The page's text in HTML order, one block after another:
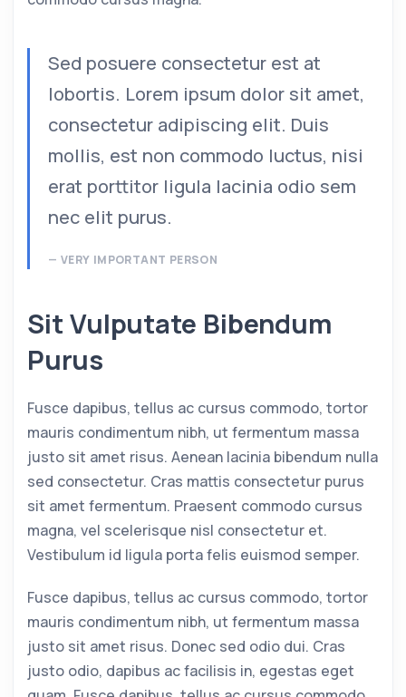
Sed posuere consectetur est at
lobortis. Lorem ipsum dolor sit amet,
consectetur adipiscing elit. Duis
mollis, est non commodo luctus, nisi
erat porttitor ligula lacinia odio sem
nec elit purus.
VERY IMPORTANT PERSON
Sit Vulputate Bibendum
Purus
Fusce dapibus, tellus ac cursus commodo, tortor
mauris condimentum nibh, ut fermentum massa
justo sit amet risus. Aenean lacinia bibendum nulla
sed consectetur. Cras mattis consectetur purus
sit amet fermentum. Praesent commodo cursus
magna, vel scelerisque nisl consectetur et.
Vestibulum id ligula porta felis euismod semper.
Fusce dapibus, tellus ac cursus commodo, tortor
mauris condimentum nibh, ut fermentum massa
justo sit amet risus. Donec sed odio dui. Cras
justo odio, dapibus ac facilisis in, egestas eget